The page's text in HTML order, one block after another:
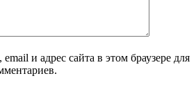
и адрес сайта в этом браузере для